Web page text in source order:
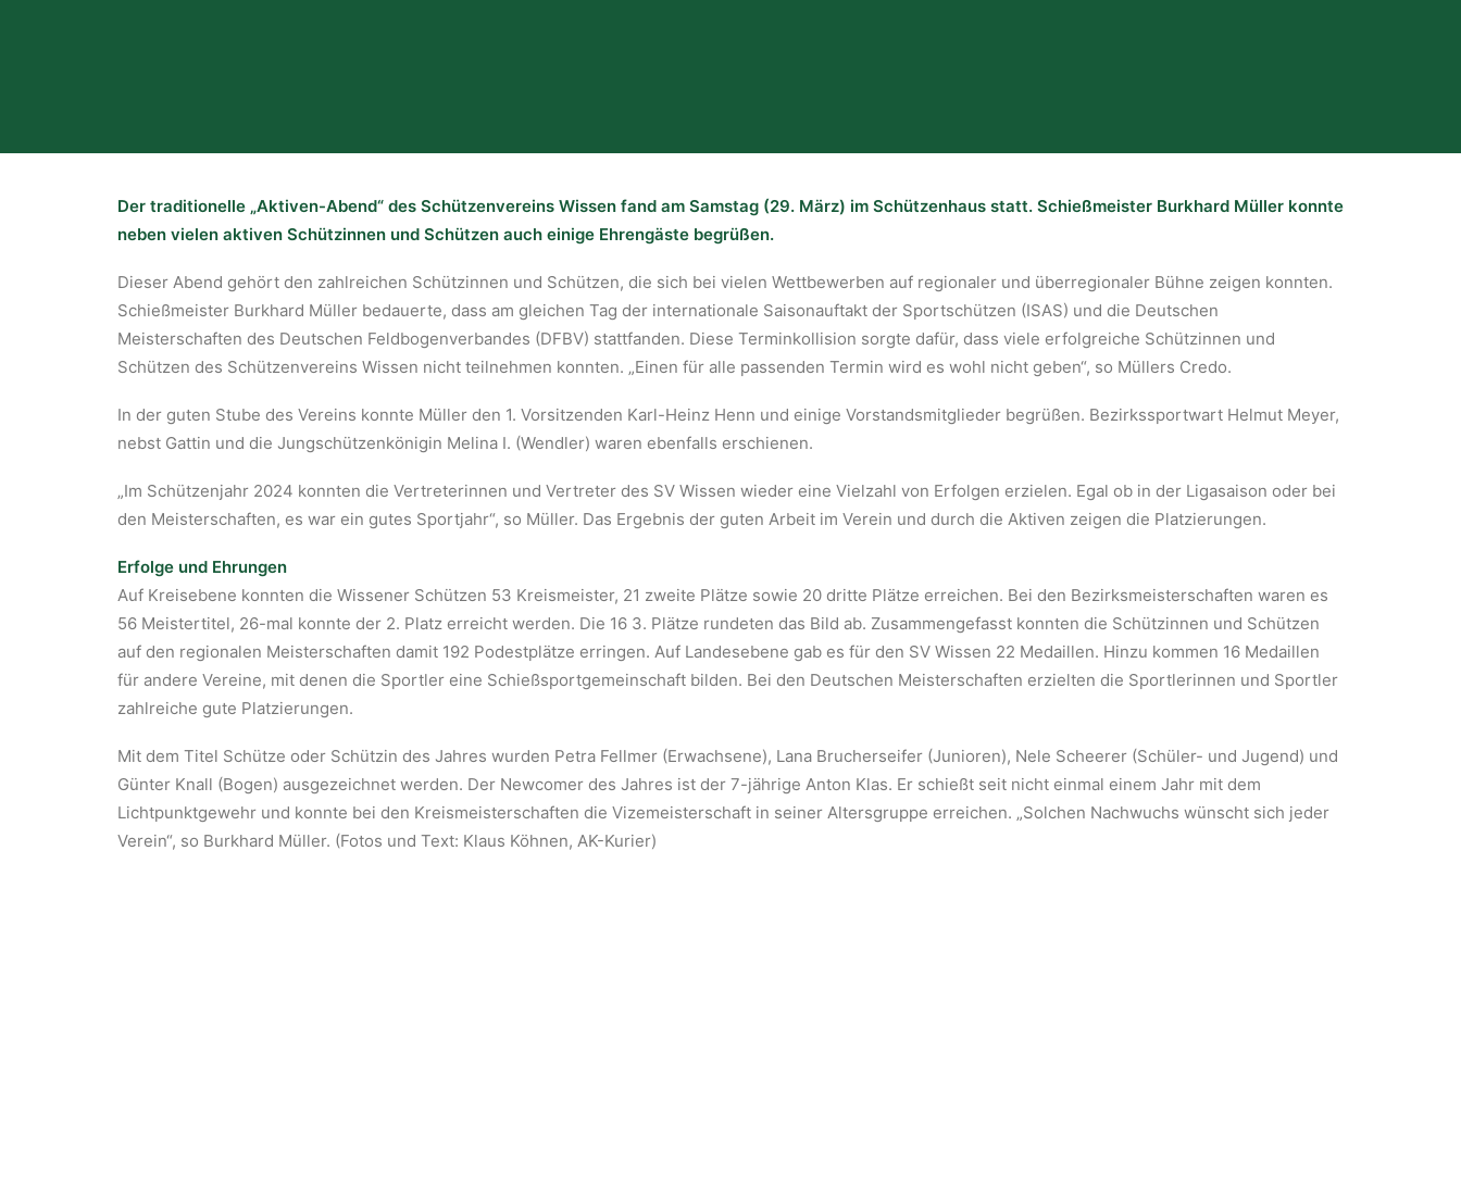
Der traditionelle „Aktiven-Abend“ des Schützenvereins Wissen fand am Samstag (29. März) im Schützenhaus statt. Schießmeister Burkhard Müller konnte
neben vielen aktiven Schützinnen und Schützen auch einige Ehrengäste begrüßen.
Dieser Abend gehört den zahlreichen Schützinnen und Schützen, die sich bei vielen Wettbewerben auf regionaler und überregionaler Bühne zeigen konnten.
Schießmeister Burkhard Müller bedauerte, dass am gleichen Tag der internationale Saisonauftakt der Sportschützen (ISAS) und die Deutschen
Meisterschaften des Deutschen Feldbogenverbandes (DFBV) stattfanden. Diese Terminkollision sorgte dafür, dass viele erfolgreiche Schützinnen und
Schützen des Schützenvereins Wissen nicht teilnehmen konnten. „Einen für alle passenden Termin wird es wohl nicht geben“, so Müllers Credo.
In der guten Stube des Vereins konnte Müller den 1. Vorsitzenden Karl-Heinz Henn und einige Vorstandsmitglieder begrüßen. Bezirkssportwart Helmut Meyer,
nebst Gattin und die Jungschützenkönigin Melina I. (Wendler) waren ebenfalls erschienen.
„Im Schützenjahr 2024 konnten die Vertreterinnen und Vertreter des SV Wissen wieder eine Vielzahl von Erfolgen erzielen. Egal ob in der Ligasaison oder bei
den Meisterschaften, es war ein gutes Sportjahr“, so Müller. Das Ergebnis der guten Arbeit im Verein und durch die Aktiven zeigen die Platzierungen.
Erfolge und Ehrungen
Auf Kreisebene konnten die Wissener Schützen 53 Kreismeister, 21 zweite Plätze sowie 20 dritte Plätze erreichen. Bei den Bezirksmeisterschaften waren es
56 Meistertitel, 26-mal konnte der 2. Platz erreicht werden. Die 16 3. Plätze rundeten das Bild ab. Zusammengefasst konnten die Schützinnen und Schützen
auf den regionalen Meisterschaften damit 192 Podestplätze erringen. Auf Landesebene gab es für den SV Wissen 22 Medaillen. Hinzu kommen 16 Medaillen
für andere Vereine, mit denen die Sportler eine Schießsportgemeinschaft bilden. Bei den Deutschen Meisterschaften erzielten die Sportlerinnen und Sportler
zahlreiche gute Platzierungen.
Mit dem Titel Schütze oder Schützin des Jahres wurden Petra Fellmer (Erwachsene), Lana Brucherseifer (Junioren), Nele Scheerer (Schüler- und Jugend) und
Günter Knall (Bogen) ausgezeichnet werden. Der Newcomer des Jahres ist der 7-jährige Anton Klas. Er schießt seit nicht einmal einem Jahr mit dem
Lichtpunktgewehr und konnte bei den Kreismeisterschaften die Vizemeisterschaft in seiner Altersgruppe erreichen. „Solchen Nachwuchs wünscht sich jeder
Verein“, so Burkhard Müller. (Fotos und Text: Klaus Köhnen, AK-Kurier)